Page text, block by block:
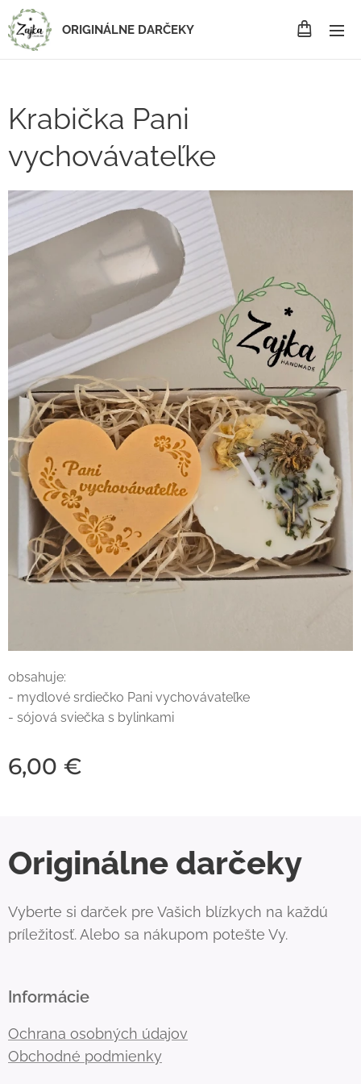
ORIGINÁLNE DARČEKY
Krabička Pani
vychovávateľke
obsahuje:
- mydlové srdiečko Pani vychovávateľke
- sójová sviečka s bylinkami
6,00 €
Originálne darčeky
Vyberte si darček pre Vašich blízkych na každú
príležitosť. Alebo sa nákupom potešte Vy.
Informácie
Ochrana osobných údajov
Obchodné podmienky